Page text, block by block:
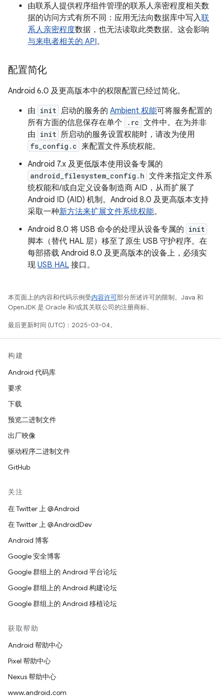
由联系人提供程序组件管理的联系人亲密程度相关数
据的访问方式有所不同：应用无法向数据库中写入联
系人亲密程度数据，也无法读取此类数据。这会影响
与来电者相关的 API。
配置简化
Android 6.0 及更高版本中的权限配置已经过简化。
由 init 启动的服务的 Ambient 权能可将服务配置的
所有方面的信息保存在单个
.rc 文件中。在为并非
由 init 所启动的服务设置权能时，请改为使用
fs_config.c 来配置文件系统权能。
Android 7.x 及更低版本使用设备专属的
android_filesystem_config.h 文件来指定文件系
统权能和/或自定义设备制造商 AID，从而扩展了
Android ID (AID) 机制。Android 8.0 及更高版本支持
采取一种新方法来扩展文件系统权能。
Android 8.0 将 USB 命令的处理从设备专属的 init
脚本（替代 HAL 层）移至了原生 USB 守护程序。在
每部搭载 Android 8.0 及更高版本的设备上，必须实
现 USB HAL 接口。
本页面上的内容和代码示例受内容许可部分所述许可的限制。Java 和
OpenJDK 是 Oracle 和/或其关联公司的注册商标。
最后更新时间 (UTC)：2025-03-04。
构建
Android 代码库
要求
下载
预览二进制文件
出厂映像
驱动程序二进制文件
GitHub
关注
在 Twitter 上 @Android
在 Twitter 上 @AndroidDev
Android 博客
Google 安全博客
Google 群组上的 Android 平台论坛
Google 群组上的 Android 构建论坛
Google 群组上的 Android 移植论坛
获取帮助
Android 帮助中心
Pixel 帮助中心
Nexus 帮助中心
www.android.com